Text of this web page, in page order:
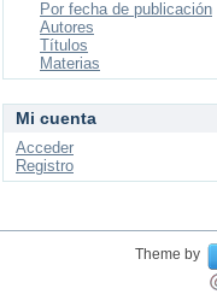
Por fecha de publicación
Autores
Títulos
Materias
Mi cuenta
Acceder
Registro
Theme by